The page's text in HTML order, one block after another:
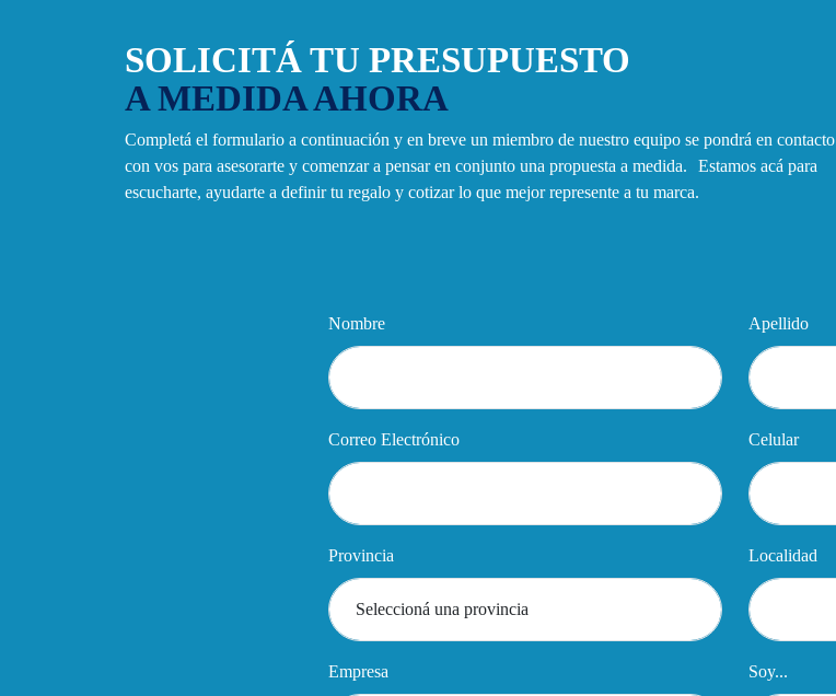
SOLICITÁ TU PRESUPUESTO
A MEDIDA AHORA
Completá el formulario a continuación y en breve un miembro de nuestro equipo se pondrá en contacto
con vos para asesorarte y comenzar a pensar en conjunto una propuesta a medida. Estamos acá para
escucharte, ayudarte a definir tu regalo y cotizar lo que mejor represente a tu marca.
Nombre Apellido
Correo Electrónico Celular
Provincia Localidad
Empresa Soy...